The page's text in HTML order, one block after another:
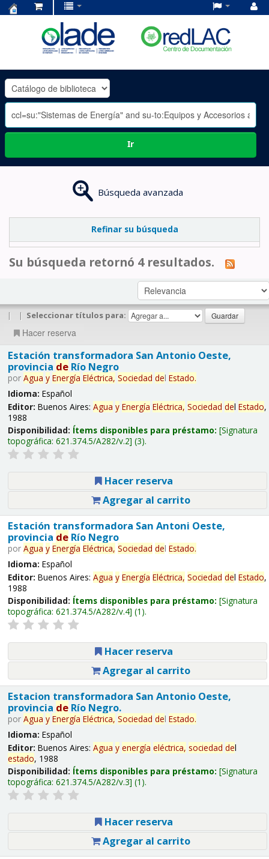
OLADE
-
Ir
Búsqueda avanzada
Refinar su búsqueda
Su búsqueda retornó 4 resultados.
| | Seleccionar títulos para:
Hacer reserva
Estación transformadora San Antonio Oeste,
provincia deRío Negro
por Agua y Energía Eléctrica, Sociedad del Estado.
Idioma: Español
Editor: Buenos Aires: Agua y Energía Eléctrica, Sociedad del Estado,
1988
Disponibilidad: Ítems disponibles para préstamo: Signatura
topográfica: 621.374.5/A282/v.2 (3).
Hacer reserva
Agregar al carrito
Estación transformadora San Antoni Oeste,
provincia deRío Negro
por Agua y Energía Eléctrica, Sociedad del Estado.
Idioma: Español
Editor: Buenos Aires: Agua y Energía Eléctrica, Sociedad del Estado,
1988
Disponibilidad: Ítems disponibles para préstamo: Signatura
topográfica: 621.374.5/A282/v.4 (1).
Hacer reserva
Agregar al carrito
Estacion transformadora San Antonio Oeste,
provincia deRío Negro.
por Agua y Energía Eléctrica, Sociedad del Estado.
Idioma: Español
Editor: Buenos Aires: Agua y energía eléctrica, sociedad del
estado, 1988
Disponibilidad: Ítems disponibles para préstamo: Signatura
topográfica: 621.374.5/A282/v.3 (1).
Hacer reserva
Agregar al carrito